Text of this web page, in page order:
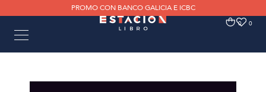
PROMO CON BANCO GALICIA E ICBC
0 0